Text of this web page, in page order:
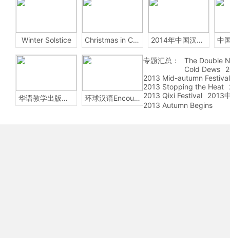
Winter Solstice Christmas in China 2014年中国汉字听写大会
华语教学出版社Sinolingua 环球汉语Encounters
专题汇总：
The Double
Cold Dews
2013 Mid-autumn Festival
2013 Stopping the Heat
2013 Qixi Festival
2013
2013 Autumn Begins